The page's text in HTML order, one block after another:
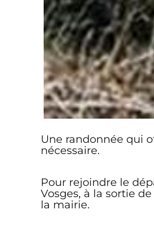
Une randonnée qui
nécessaire.
Pour rejoindre le
Vosges, à la sortie
la mairie.